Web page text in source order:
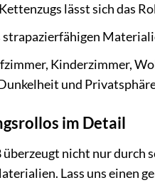
lässt sich das
strapazierfähigen
Kinderzimmer,
und
im Detail
nicht nur durch
Lass uns einen